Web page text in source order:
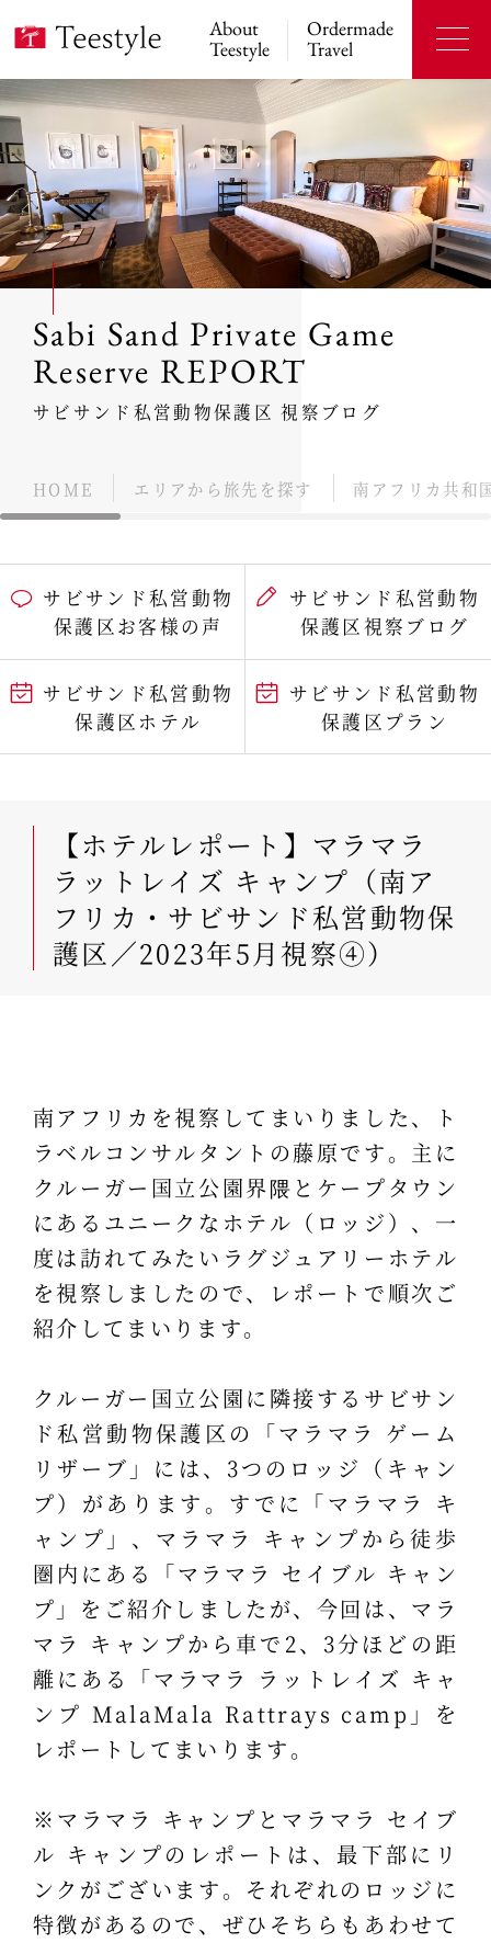
About
Teestyle
Ordermade
Travel
Sabi Sand Private Game
Reserve REPORT
サビサンド私営動物保護区 視察ブログ
HOME エリアから旅先を探す 南アフリカ共和
サビサンド私営動物
保護区お客様の声
サビサンド私営動物
保護区視察ブログ
サビサンド私営動物
保護区ホテル
サビサンド私営動物
保護区プラン
【ホテルレポート】マラマラ
ラットレイズ キャンプ（南ア
フリカ・サビサンド私営動物保
護区／2023年5月視察④）
南アフリカを視察してまいりました、ト
ラベルコンサルタントの藤原です。主に
クルーガー国立公園界隈とケープタウン
にあるユニークなホテル（ロッジ）、一
度は訪れてみたいラグジュアリーホテル
を視察しましたので、レポートで順次ご
紹介してまいります。
クルーガー国立公園に隣接するサビサン
ド私営動物保護区の「マラマラ ゲーム
リザーブ」には、3つのロッジ（キャン
プ）があります。すでに「マラマラ キ
ャンプ」、マラマラ キャンプから徒歩
圏内にある「マラマラ セイブル キャン
プ」をご紹介しましたが、今回は、マラ
マラ キャンプから車で2、3分ほどの距
離にある「マラマラ ラットレイズ キャ
ンプ MalaMala Rattrays camp」を
レポートしてまいります。
※マラマラ キャンプとマラマラ セイブ
ル キャンプのレポートは、最下部にリ
ンクがございます。それぞれのロッジに
特徴があるので、ぜひそちらもあわせて